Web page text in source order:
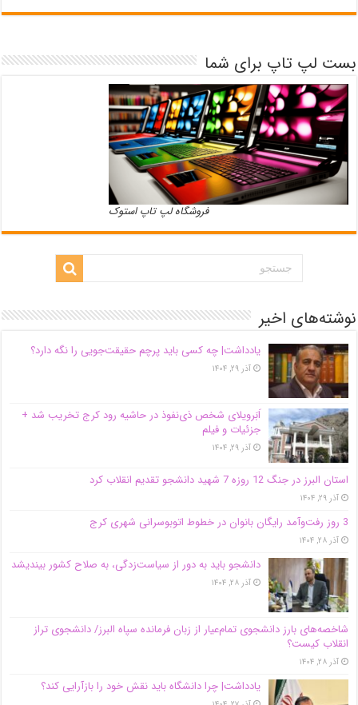
بست لپ تاپ برای شما
فروشگاه لپ تاپ استوک
نوشته‌های اخیر
یادداشت| ‌چه کسی باید پرچم حقیقت‌جویی را نگه دارد؟
آذر ۲۹, ۱۴۰۴
اَبَر‌ویلای شخص ذی‌نفوذ در حاشیه‌ رود کرج تخریب شد +
جزئیات و فیلم
آذر ۲۹, ۱۴۰۴
استان البرز در جنگ 12 روزه 7 شهید دانشجو تقدیم انقلاب کرد
آذر ۲۹, ۱۴۰۴
3 روز رفت‌وآمد رایگان بانوان در خطوط اتوبوسرانی شهری کرج
آذر ۲۸, ۱۴۰۴
دانشجو باید به دور از سیاست‌زدگی، به صلاح کشور بیندیشد
آذر ۲۸, ۱۴۰۴
شاخصه‌های بارز دانشجوی تمام‌عیار از زبان فرمانده سپاه البرز/ دانشجوی تراز
انقلاب کیست؟
آذر ۲۸, ۱۴۰۴
یادداشت| چرا دانشگاه باید نقش خود را بازآرایی کند؟